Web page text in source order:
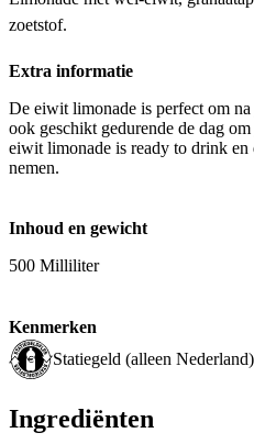
zoetstof.
Extra informatie
De eiwit limonade is perfect om
ook geschikt gedurende de dag
eiwit limonade is ready to drink
nemen.
Inhoud en gewicht
500 Milliliter
Kenmerken
Statiegeld (alleen Nederland)
Ingrediënten